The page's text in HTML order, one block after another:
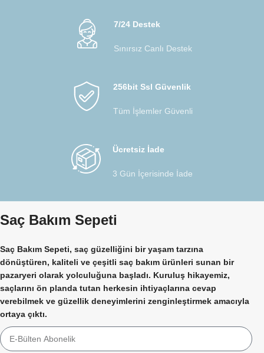
7/24 Destek
Sınırsız Canlı Destek
256bit Ssl Güvenlik
Tüm İşlemler Güvenli
Ücretsiz İade
3 Gün İçerisinde İade
Saç Bakım Sepeti
Saç Bakım Sepeti, saç güzelliğini bir yaşam tarzına
dönüştüren, kaliteli ve çeşitli saç bakım ürünleri sunan bir
pazaryeri olarak yolculuğuna başladı. Kuruluş hikayemiz,
saçlarını ön planda tutan herkesin ihtiyaçlarına cevap
verebilmek ve güzellik deneyimlerini zenginleştirmek amacıyla
ortaya çıktı.